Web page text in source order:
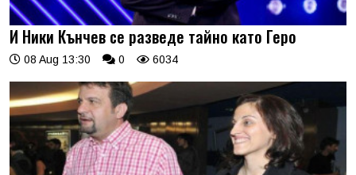
И Ники Кънчев се разведе тайно като Геро
08 Aug 13:30 0 6034